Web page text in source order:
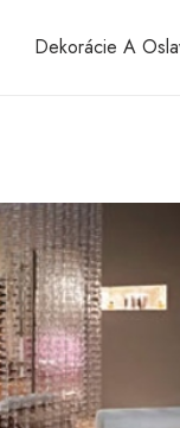
Dekorácie A